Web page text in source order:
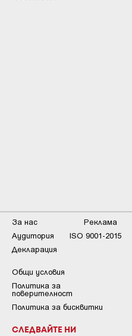
За нас
Реклама
Аудитория
ISO 9001-2015
Декларация
Общи условия
Пoлитикa зa
пoвepитeлнocт
Политика за бисквитки
СЛЕДВАЙТЕ НИ